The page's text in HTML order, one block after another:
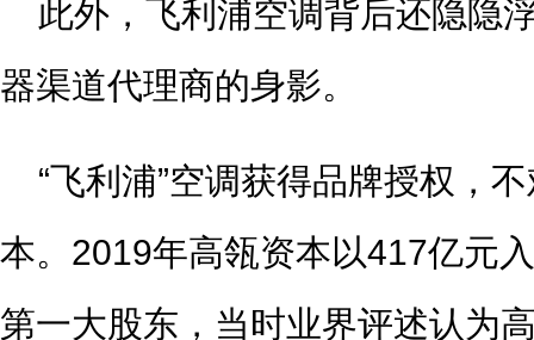
此外，飞利浦空调背后还隐隐
器渠道代理商的身影。
“飞利浦”空调获得品牌授权，
本。2019年高瓴资本以417亿元
第一大股东，当时业界评述认为